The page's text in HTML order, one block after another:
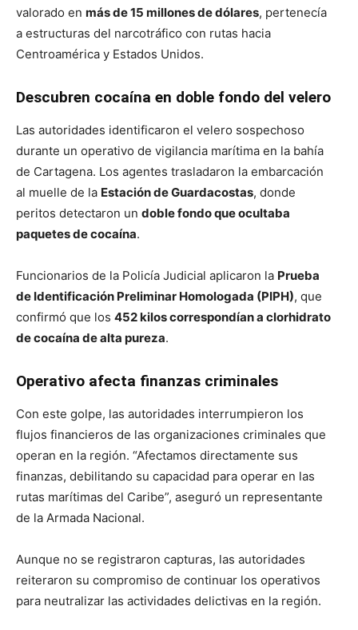
valorado en más de 15 millones de dólares, pertenecía
a estructuras del narcotráfico con rutas hacia
Centroamérica y Estados Unidos.
Descubren cocaína en doble fondo del velero
Las autoridades identificaron el velero sospechoso
durante un operativo de vigilancia marítima en la bahía
de Cartagena. Los agentes trasladaron la embarcación
al muelle de la Estación de Guardacostas, donde
peritos detectaron un doble fondo que ocultaba
paquetes de cocaína.
Funcionarios de la Policía Judicial aplicaron la Prueba
de Identificación Preliminar Homologada (PIPH), que
confirmó que los 452 kilos correspondían a clorhidrato
de cocaína de alta pureza.
Operativo afecta finanzas criminales
Con este golpe, las autoridades interrumpieron los
flujos financieros de las organizaciones criminales que
operan en la región. “Afectamos directamente sus
finanzas, debilitando su capacidad para operar en las
rutas marítimas del Caribe”, aseguró un representante
de la Armada Nacional.
Aunque no se registraron capturas, las autoridades
reiteraron su compromiso de continuar los operativos
para neutralizar las actividades delictivas en la región.